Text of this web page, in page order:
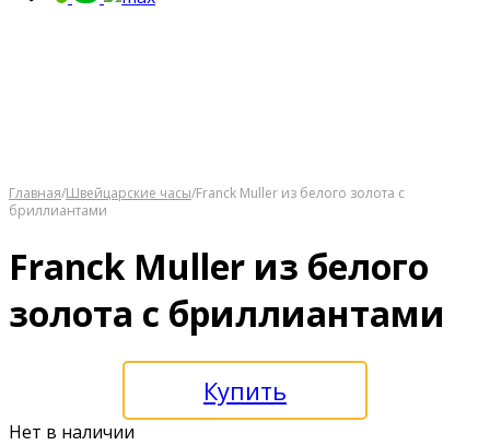
Главная/Швейцарские часы/Franck Muller из белого золота с
бриллиантами
Franck Muller из белого
золота с бриллиантами
Купить
Нет в наличии